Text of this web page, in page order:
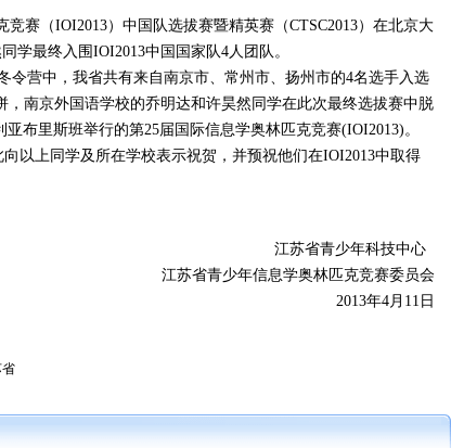
赛（IOI2013）中国队选拔赛暨精英赛（CTSC2013）在北京大
学最终入围IOI2013中国国家队4人团队。
营中，我省共有来自南京市、常州市、扬州市的4名选手入选
，南京外国语学校的乔明达和许昊然同学在此次最终选拔赛中脱
布里斯班举行的第25届国际信息学奥林匹克竞赛(IOI2013)。
以上同学及所在学校表示祝贺，并预祝他们在IOI2013中取得
江苏省青少年科技中心
江苏省青少年信息学奥林匹克竞赛委员会
2013年4月11日